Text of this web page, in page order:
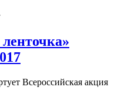
Всероссийская акция